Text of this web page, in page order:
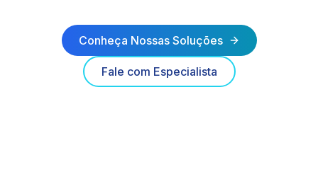
Conheça Nossas Soluções
Fale com Especialista